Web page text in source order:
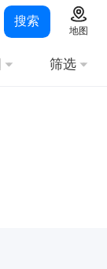
搜索
地图
筛选